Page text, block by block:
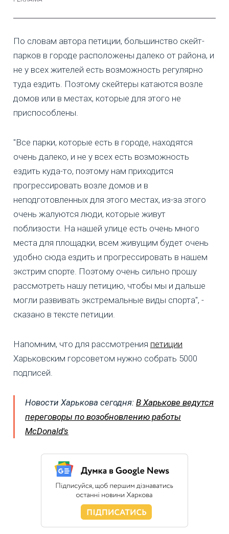
По словам автора петиции, большинство скейт-
парков в городе расположены далеко от района, и
не у всех жителей есть возможность регулярно
туда ездить. Поэтому скейтеры катаются возле
домов или в местах, которые для этого не
приспособлены.
"Все парки, которые есть в городе, находятся
очень далеко, и не у всех есть возможность
ездить куда-то, поэтому нам приходится
прогрессировать возле домов и в
неподготовленных для этого местах, из-за этого
очень жалуются люди, которые живут
поблизости. На нашей улице есть очень много
места для площадки, всем живущим будет очень
удобно сюда ездить и прогрессировать в нашем
экстрим спорте. Поэтому очень сильно прошу
рассмотреть нашу петицию, чтобы мы и дальше
могли развивать экстремальные виды спорта", -
сказано в тексте петиции.
Напомним, что для рассмотрения петиции
Харьковским горсоветом нужно собрать 5000
подписей.
Новости Харькова сегодня: В Харькове ведутся
переговоры по возобновлению работы
McDonald's